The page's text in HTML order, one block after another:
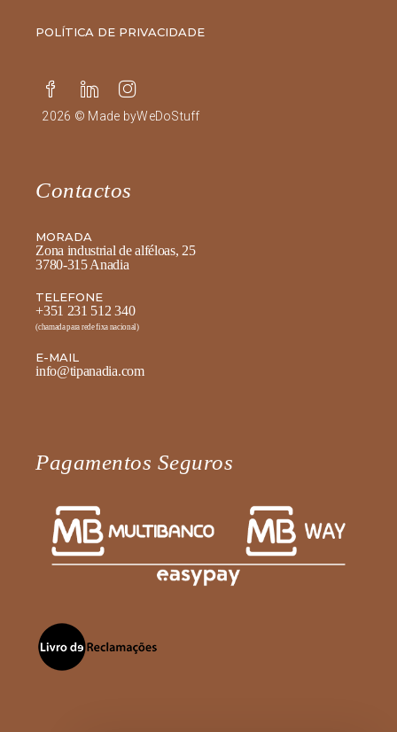
POLÍTICA DE PRIVACIDADE
2026 © Made byWeDoStuff
Contactos
MORADA
Zona industrial de alféloas, 25
3780-315 Anadia
TELEFONE
+351 231 512 340
(chamada para rede fixa nacional)
E-MAIL
info@tipanadia.com
Pagamentos Seguros